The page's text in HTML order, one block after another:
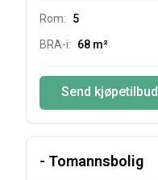
Rom: 5
BRA-i:
68 m²
Send kjøpetilbud
- Tomannsbolig